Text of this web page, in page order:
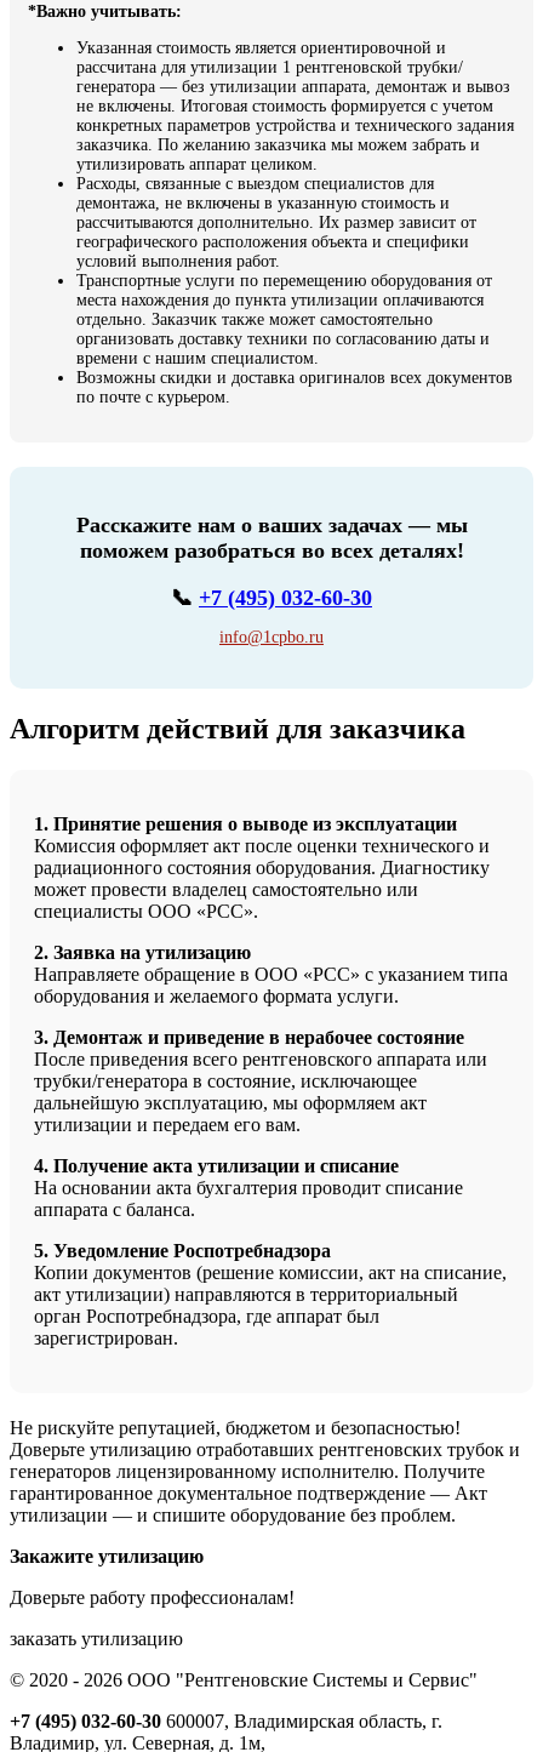
*Важно учитывать:
Указанная стоимость является ориентировочной и
рассчитана для утилизации 1 рентгеновской трубки/
генератора — без утилизации аппарата, демонтаж и вывоз
не включены. Итоговая стоимость формируется с учетом
конкретных параметров устройства и технического задания
заказчика. По желанию заказчика мы можем забрать и
утилизировать аппарат целиком.
Расходы, связанные с выездом специалистов для
демонтажа, не включены в указанную стоимость и
рассчитываются дополнительно. Их размер зависит от
географического расположения объекта и специфики
условий выполнения работ.
Транспортные услуги по перемещению оборудования от
места нахождения до пункта утилизации оплачиваются
отдельно. Заказчик также может самостоятельно
организовать доставку техники по согласованию даты и
времени с нашим специалистом.
Возможны скидки и доставка оригиналов всех документов
по почте с курьером.
Расскажите нам о ваших задачах — мы
поможем разобраться во всех деталях!
📞 +7 (495) 032-60-30
info@1cpbo.ru
Алгоритм действий для заказчика
1. Принятие решения о выводе из эксплуатации
Комиссия оформляет акт после оценки технического и
радиационного состояния оборудования. Диагностику
может провести владелец самостоятельно или
специалисты ООО «РСС».
2. Заявка на утилизацию
Направляете обращение в ООО «РСС» с указанием типа
оборудования и желаемого формата услуги.
3. Демонтаж и приведение в нерабочее состояние
После приведения всего рентгеновского аппарата или
трубки/генератора в состояние, исключающее
дальнейшую эксплуатацию, мы оформляем акт
утилизации и передаем его вам.
4. Получение акта утилизации и списание
На основании акта бухгалтерия проводит списание
аппарата с баланса.
5. Уведомление Роспотребнадзора
Копии документов (решение комиссии, акт на списание,
акт утилизации) направляются в территориальный
орган Роспотребнадзора, где аппарат был
зарегистрирован.
Не рискуйте репутацией, бюджетом и безопасностью!
Доверьте утилизацию отработавших рентгеновских трубок и
генераторов лицензированному исполнителю. Получите
гарантированное документальное подтверждение — Акт
утилизации — и спишите оборудование без проблем.
Закажите утилизацию
Доверьте работу профессионалам!
заказать утилизацию
© 2020 - 2026 ООО "Рентгеновские Системы и Сервис"
+7 (495) 032-60-30 600007, Владимирская область, г.
Владимир, ул. Северная, д. 1м,